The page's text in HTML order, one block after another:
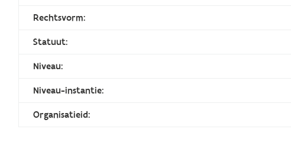
Rechtsvorm:
Statuut:
Niveau:
Niveau-instantie:
Organisatieid: